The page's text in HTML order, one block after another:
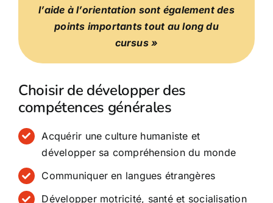
l’aide à l’orientation sont également des
points importants tout au long du
cursus »
Choisir de développer des
compétences générales
Acquérir une culture humaniste et
développer sa compréhension du monde
Communiquer en langues étrangères
Développer motricité, santé et socialisation